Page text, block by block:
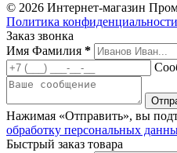
© 2026 Интернет-магазин
Политика конфиденциальности
Заказ звонка
Имя Фамилия *
Нажимая «Отправить», вы
обработку персональных
Быстрый заказ товара